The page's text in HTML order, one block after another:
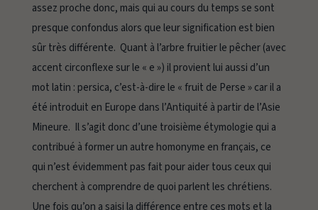
assez proche donc, mais qui au cours du temps se sont
presque confondus alors que leur signification est bien
sûr très différente. Quant à l’arbre fruitier le pêcher (avec
accent circonflexe sur le « e ») il provient lui aussi d’un
mot latin : persica, c’est-à-dire le « fruit de Perse » car il a
été introduit en Europe dans l’Antiquité à partir de l’Asie
Mineure. Il s’agit donc d’une troisième étymologie qui a
contribué à former un autre homonyme en français, ce
qui n’est évidemment pas fait pour aider tous ceux qui
cherchent à comprendre de quoi parlent les chrétiens.